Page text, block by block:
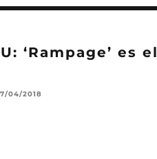
‘Rampage’ es el
04/2018